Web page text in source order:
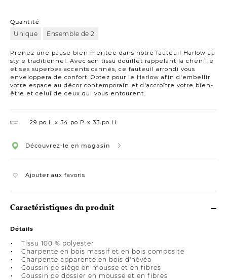
Prenez une pause bien méritée dans notre fauteuil Harlow au
style traditionnel. Avec son tissu douillet rappelant la chenille
et ses superbes accents cannés, ce fauteuil arrondi vous
enveloppera de confort. Optez pour le Harlow afin d'embellir
votre espace au décor contemporain et d'accroître votre bien-
être et celui de ceux qui vous entourent.
Quantité
Unique Ensemble de 2
29 po L 34 po P 33 po H
Découvrez-le en magasin
Ajouter aux favoris
Caractéristiques du produit
Détails
Tissu 100 % polyester
Charpente en bois massif et en bois composite
Charpente apparente en bois d'hévéa
Coussin de siège en mousse et en fibres
Coussin de dossier en mousse et en fibres